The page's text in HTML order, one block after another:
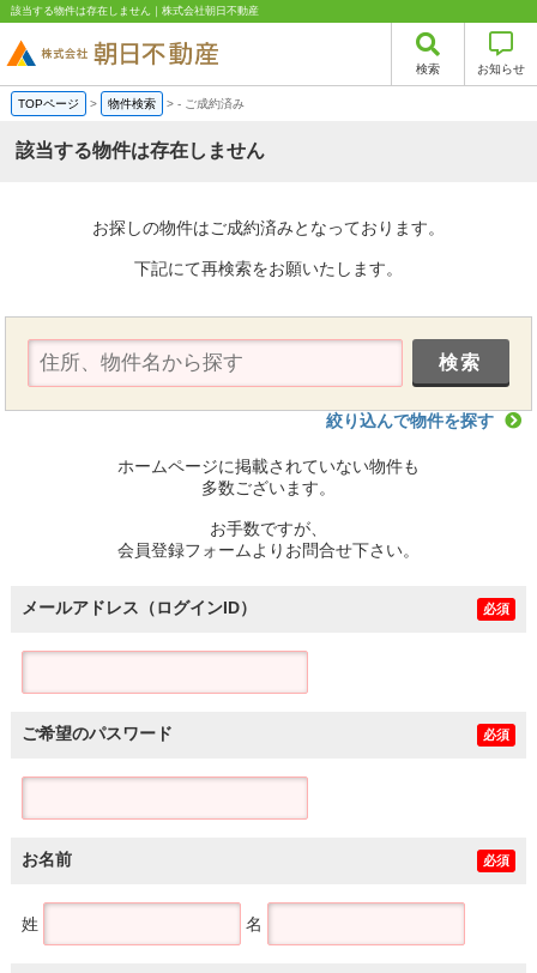
該当する物件は存在しません｜株式会社朝日不動産
検索 お知らせ
TOPページ > 物件検索 >- ご成約済み
該当する物件は存在しません
お探しの物件はご成約済みとなっております。
下記にて再検索をお願いたします。
絞り込んで物件を探す
ホームページに掲載されていない物件も
多数ございます。
お手数ですが、
会員登録フォームよりお問合せ下さい。
メールアドレス（ログインID） 必須
ご希望のパスワード 必須
お名前 必須
姓 名